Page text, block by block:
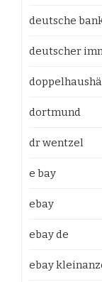
deutsche
deutscher
dortmund
dr wentzel
e bay
ebay
ebay de
ebay